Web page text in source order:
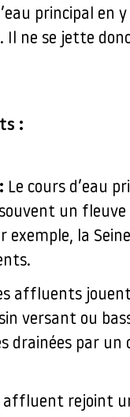
principal en
ne se jette
:
Le cours d’eau
un fleuve
exemple, la
affluents
versant ou
drainées par un
affluent rejoint